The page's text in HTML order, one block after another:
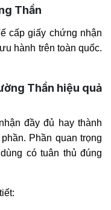
Thần
cấp giấy chứng nhận
hành trên toàn quốc.
Thần hiệu quả
đầy đủ hay thành
Phần quan trọng
có tuân thủ đúng